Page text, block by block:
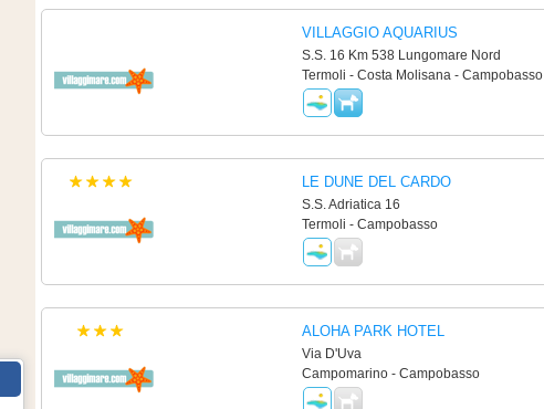
VILLAGGIO AQUARIUS
S.S. 16 Km 538 Lungomare Nord
Termoli - Costa Molisana - Campobasso
LE DUNE DEL CARDO
S.S. Adriatica 16
Termoli - Campobasso
ALOHA PARK HOTEL
Via D'Uva
Campomarino - Campobasso